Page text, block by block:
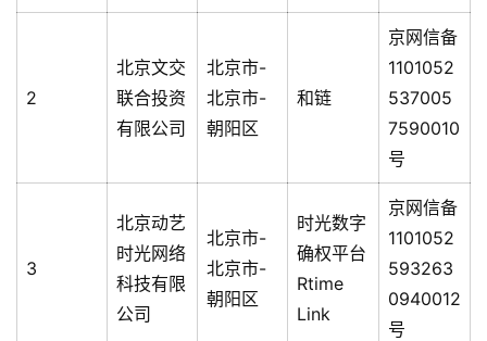
2
北京文交
联合投资
有限公司
北京市-
北京市-
朝阳区
和链
京网信备
1101052
537005
7590010
号
3
北京动艺
时光网络
科技有限
公司
北京市-
北京市-
朝阳区
时光数字
确权平台
Rtime
Link
京网信备
1101052
593263
0940012
号